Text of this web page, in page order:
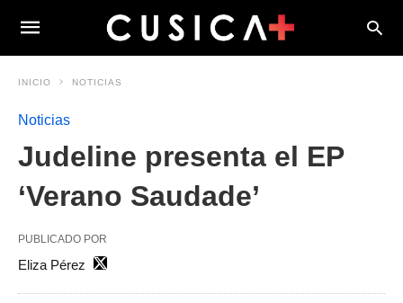
INICIO NOTICIAS
Noticias
Judeline presenta el EP
‘Verano Saudade’
PUBLICADO POR
Eliza Pérez